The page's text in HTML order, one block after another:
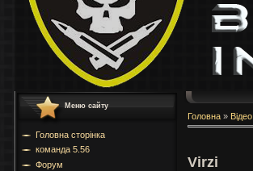
Меню сайту
Головна сторінка
команда 5.56
Форум
Головна » Відео
Virzi